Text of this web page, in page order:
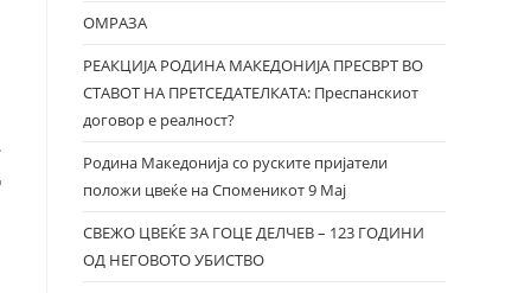
ОМРАЗА
РЕАКЦИЈА РОДИНА МАКЕДОНИЈА ПРЕСВРТ ВО
СТАВОТ НА ПРЕТСЕДАТЕЛКАТА: Преспанскиот
договор е реалност?
Родина Македонија со руските пријатели
положи цвеќе на Споменикот 9 Мај
СВЕЖО ЦВЕЌЕ ЗА ГОЦЕ ДЕЛЧЕВ – 123 ГОДИНИ
ОД НЕГОВОТО УБИСТВО